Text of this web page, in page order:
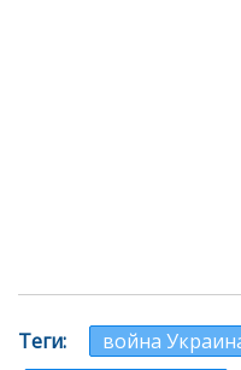
Теги
война